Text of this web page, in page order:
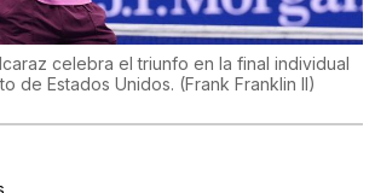
celebra el triunfo en la final individual
de Estados Unidos. (Frank Franklin II)